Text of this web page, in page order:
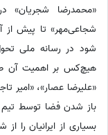
شجاعی‌مهر» تا پیش از
شود در رسانه ملی
هیچ‌کس بر اهمیت آن
«علیرضا عصار»، «امیر
باز شدن فضا توسط تیم
بسیاری از ایرانیان